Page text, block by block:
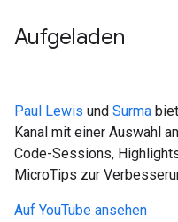
Aufgeladen
Paul Lewis und Surma
Kanal mit einer Auswahl
Code-Sessions,
MicroTips zur
Auf YouTube ansehen